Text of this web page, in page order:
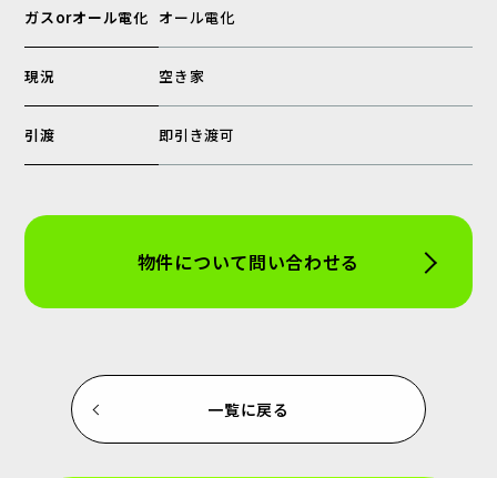
ガスorオール電化 オール電化
現況 空き家
引渡 即引き渡可
物件について問い合わせる
一覧に戻る